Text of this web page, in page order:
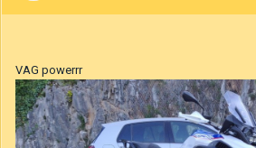
VAG powerrr